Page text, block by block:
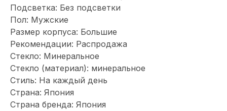
Подсветка: Без подсветки
Пол: Мужские
Размер корпуса: Большие
Рекомендации: Распродажа
Стекло: Минеральное
Стекло (материал): минеральное
Стиль: На каждый день
Страна: Япония
Страна бренда: Япония